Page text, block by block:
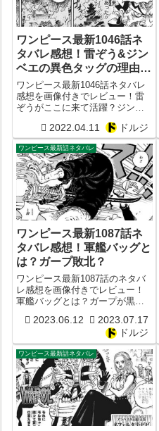
ワンピース最新1046話ネ
タバレ感想！雷ぞう&ジン
ベエの異色タッグの理由！
ONE PIECE1047話予想
ワンピース最新1046話ネタバレ
感想を画像付きでレビュー！雷
ぞうがここに来て活躍？ジンベ
衝撃の意味とは？ONE
PIECE1047話予想
2022.04.11 ドルジ
ワンピース最新話ネタバレ
ワンピース最新1087話ネ
タバレ感想！軍艦バッグと
は？ガープ敗北？
ワンピース最新1087話のネタバ
レ感想を画像付きでレビュー！
軍艦バッグとは？ガープが黒ひ
2023.06.12
2023.07.17
ドルジ
ワンピース最新話ネタバレ